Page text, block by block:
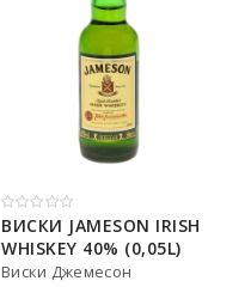
ВИСКИ JAMESON IRISH
WHISKEY 40% (0,05L)
Виски Джемесон